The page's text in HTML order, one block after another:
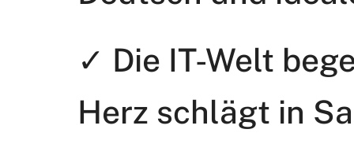
✓ Die IT-Welt
Herz schlägt in